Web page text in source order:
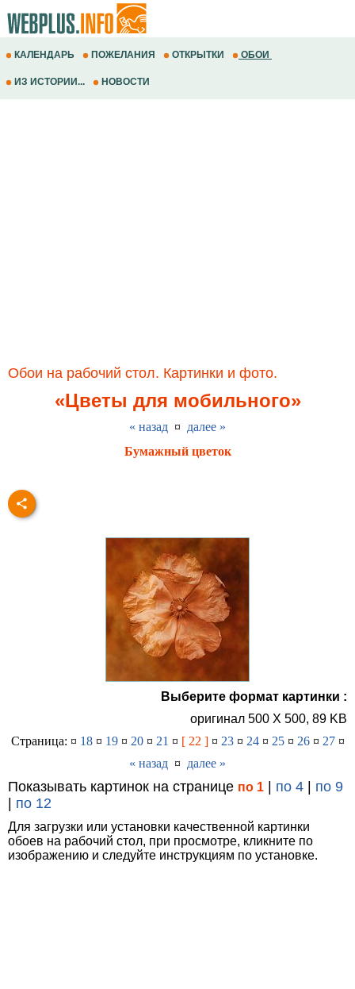
КАЛЕНДАРЬ ПОЖЕЛАНИЯ ОТКРЫТКИ ОБОИ
ИЗ ИСТОРИИ... НОВОСТИ
Обои на рабочий стол. Картинки и фото.
«Цветы для мобильного»
« назад ¤ далее »
Бумажный цветок
Выберите формат картинки :
оригинал 500 X 500, 89 KB
Страница: ¤ 18¤ 19¤ 20¤ 21 ¤ [ 22 ]¤ 23¤ 24¤ 25¤ 26¤ 27¤
« назад ¤ далее »
Показывать картинок на странице по 1 | по 4 | по 9
| по 12
Для загрузки или установки качественной картинки
обоев на рабочий стол, при просмотре, кликните по
изображению и следуйте инструкциям по установке.